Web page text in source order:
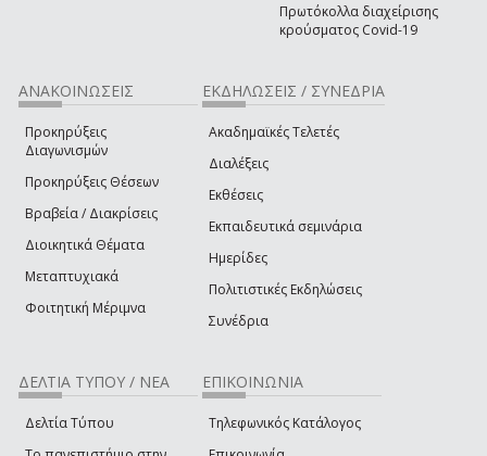
Πρωτόκολλα διαχείρισης
κρούσματος Covid-19
ΑΝΑΚΟΙΝΩΣΕΙΣ
Προκηρύξεις
Διαγωνισμών
Προκηρύξεις Θέσεων
Βραβεία / Διακρίσεις
Διοικητικά Θέματα
Μεταπτυχιακά
Φοιτητική Μέριμνα
ΕΚΔΗΛΩΣΕΙΣ / ΣΥΝΕΔΡΙΑ
Ακαδημαϊκές Τελετές
Διαλέξεις
Εκθέσεις
Εκπαιδευτικά σεμινάρια
Ημερίδες
Πολιτιστικές Εκδηλώσεις
Συνέδρια
ΔΕΛΤΙΑ ΤΥΠΟΥ / ΝΕΑ
Δελτία Τύπου
ΕΠΙΚΟΙΝΩΝΙΑ
Τηλεφωνικός Κατάλογος